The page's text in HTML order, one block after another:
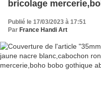
bricolage
Publié le 17/03/2023 à 17:51
Par France Handi Art